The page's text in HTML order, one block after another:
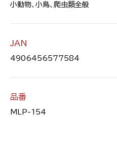
小動物、小鳥、爬虫類全般
JAN
4906456577584
品番
MLP-154